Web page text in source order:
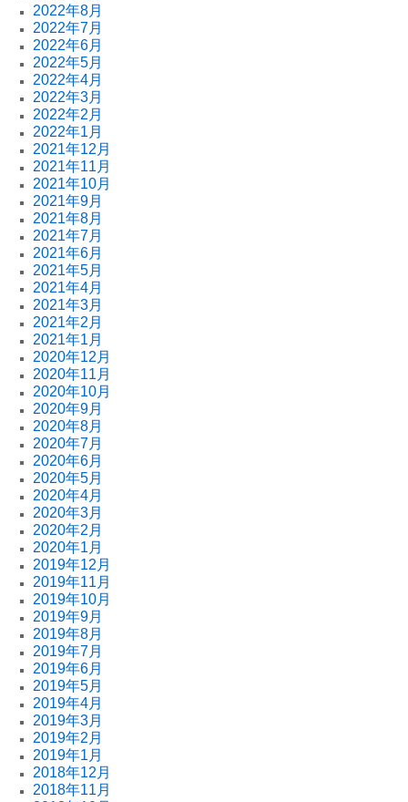
2022年8月
2022年7月
2022年6月
2022年5月
2022年4月
2022年3月
2022年2月
2022年1月
2021年12月
2021年11月
2021年10月
2021年9月
2021年8月
2021年7月
2021年6月
2021年5月
2021年4月
2021年3月
2021年2月
2021年1月
2020年12月
2020年11月
2020年10月
2020年9月
2020年8月
2020年7月
2020年6月
2020年5月
2020年4月
2020年3月
2020年2月
2020年1月
2019年12月
2019年11月
2019年10月
2019年9月
2019年8月
2019年7月
2019年6月
2019年5月
2019年4月
2019年3月
2019年2月
2019年1月
2018年12月
2018年11月